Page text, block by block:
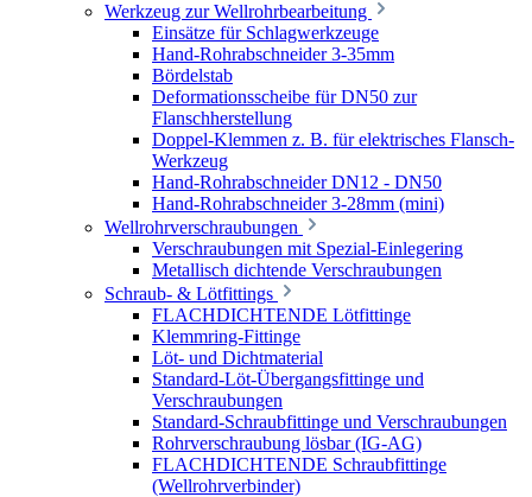
Werkzeug zur Wellrohrbearbeitung
Einsätze für Schlagwerkzeuge
Hand-Rohrabschneider 3-35mm
Bördelstab
Deformationsscheibe für DN50 zur
Flanschherstellung
Doppel-Klemmen z. B. für elektrisches Flansch-
Werkzeug
Hand-Rohrabschneider DN12 - DN50
Hand-Rohrabschneider 3-28mm (mini)
Wellrohrverschraubungen
Verschraubungen mit Spezial-Einlegering
Metallisch dichtende Verschraubungen
Schraub- & Lötfittings
FLACHDICHTENDE Lötfittinge
Klemmring-Fittinge
Löt- und Dichtmaterial
Standard-Löt-Übergangsfittinge und
Verschraubungen
Standard-Schraubfittinge und Verschraubungen
Rohrverschraubung lösbar (IG-AG)
FLACHDICHTENDE Schraubfittinge
(Wellrohrverbinder)